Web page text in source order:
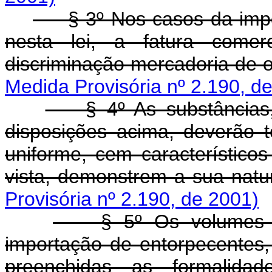
§ 3º Nos casos da
nesta lei, a fatura
discriminação mercadoria de
Medida Provisória nº 2.190,
§ 4º As substâncias,
disposições acima, deverão
uniforme, cem
vista, demonstrem a sua
Provisória nº 2.190, de 2001)
§ 5º Os volumes
importação de
preenchidas as